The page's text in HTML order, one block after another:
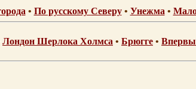
• По русскому Северу• Унежма •
Лондон Шерлока Холмса • Брюгге •